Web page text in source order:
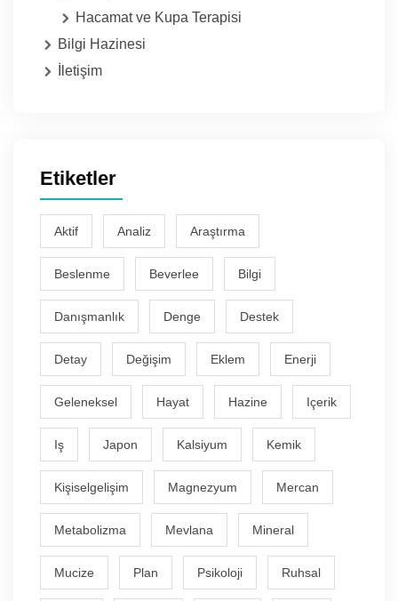
Hacamat ve Kupa Terapisi
Bilgi Hazinesi
İletişim
Etiketler
Aktif Analiz Araştırma
Beslenme Beverlee Bilgi
Danışmanlık Denge Destek
Detay Değişim Eklem Enerji
Geleneksel Hayat Hazine Içerik
Iş Japon Kalsiyum Kemik
Kişiselgelişim Magnezyum Mercan
Metabolizma Mevlana Mineral
Mucize Plan Psikoloji Ruhsal